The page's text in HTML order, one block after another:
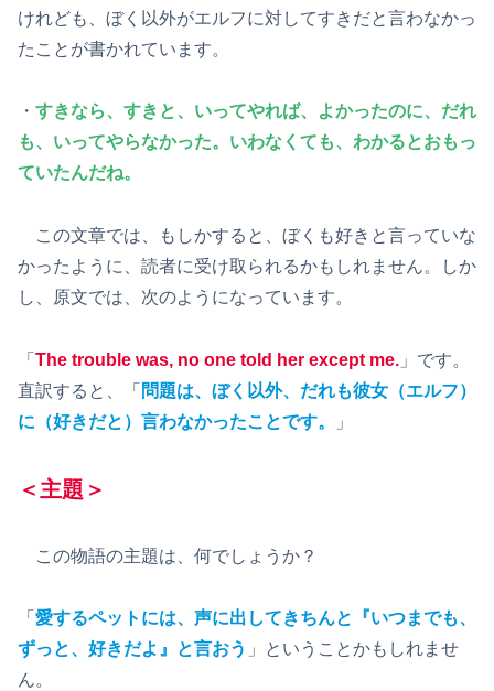
けれども、ぼく以外がエルフに対してすきだと言わなかっ
たことが書かれています。
・ すきなら、すきと、いってやれば、よかったのに、だれ
も、いってやらなかった。いわなくても、わかるとおもっ
ていたんだね。
この文章では、もしかすると、ぼくも好きと言っていな
かったように、読者に受け取られるかもしれません。しか
し、原文では、次のようになっています。
「 The trouble was, no one told her except me. 」です。
直訳すると、「 問題は、ぼく以外、だれも彼女（エルフ）
に（好きだと）言わなかったことです。
」
＜主題＞
この物語の主題は、何でしょうか？
「 愛するペットには、声に出してきちんと『いつまでも、
ずっと、好きだよ』と言おう 」ということかもしれませ
ん。